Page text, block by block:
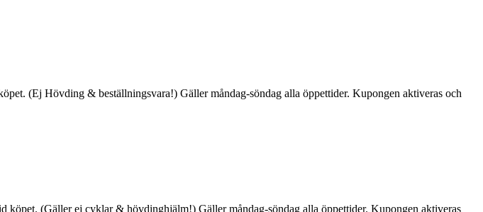
(Ej Hövding & beställningsvara!) Gäller måndag-söndag alla öppettider. Kupongen aktiveras och
(Gäller ej cyklar & hövdinghjälm!) Gäller måndag-söndag alla öppettider. Kupongen aktiveras